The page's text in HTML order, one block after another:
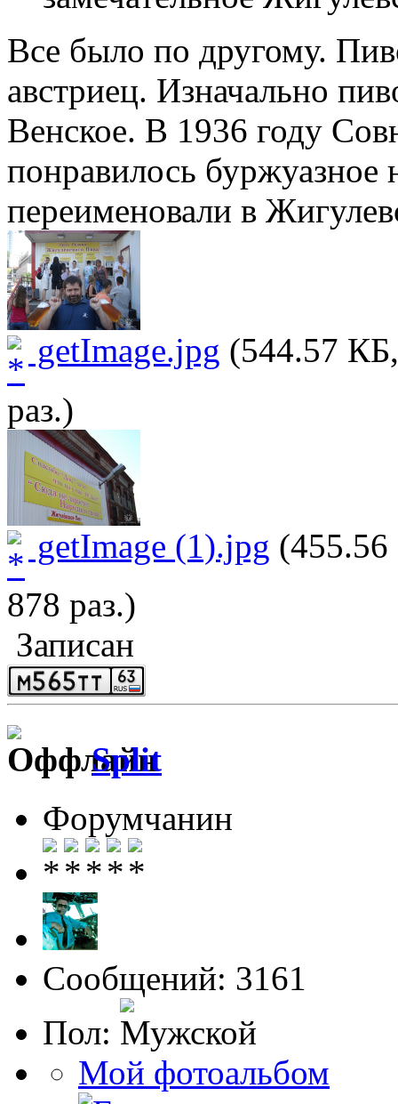
Все было по другому.
австриец. Изначально
Венское. В 1936 году
понравилось буржуазное
переименовали в
getImage.jpg (544.57
раз.)
getImage (1).jpg
878 раз.)
Записан
Split
Форумчанин
Сообщений: 3161
Пол:
Мой фотоальбом